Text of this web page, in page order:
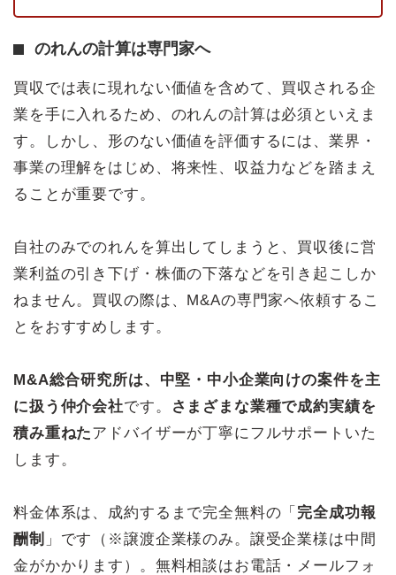
のれんの計算は専門家へ
買収では表に現れない価値を含めて、買収される企
業を手に入れるため、のれんの計算は必須といえま
す。しかし、形のない価値を評価するには、業界・
事業の理解をはじめ、将来性、収益力などを踏まえ
ることが重要です。
自社のみでのれんを算出してしまうと、買収後に営
業利益の引き下げ・株価の下落などを引き起こしか
ねません。買収の際は、M&Aの専門家へ依頼するこ
とをおすすめします。
M&A総合研究所は、中堅・中小企業向けの案件を主
に扱う仲介会社です。
さまざまな業種で成約実績を
積み重ねたアドバイザーが丁寧にフルサポートいた
します。
料金体系は、成約するまで完全無料の「 完全成功報
酬制 」です（※譲渡企業様のみ。譲受企業様は中間
金がかかります）。無料相談はお電話・メールフォ